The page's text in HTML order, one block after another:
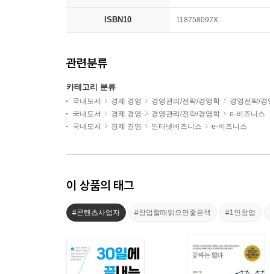
ISBN10 118758097X
관련분류
카테고리 분류
국내도서 경제 경영 경영관리/전략/경영학
경영전략/경
국내도서
경제 경영 경영관리/전략/경영학
e-비즈니스
국내도서
경제 경영 인터넷비즈니스 e-비즈니스
이 상품의 태그
#콘텐츠사업자 #창업할때읽으면좋은책 #1인창업